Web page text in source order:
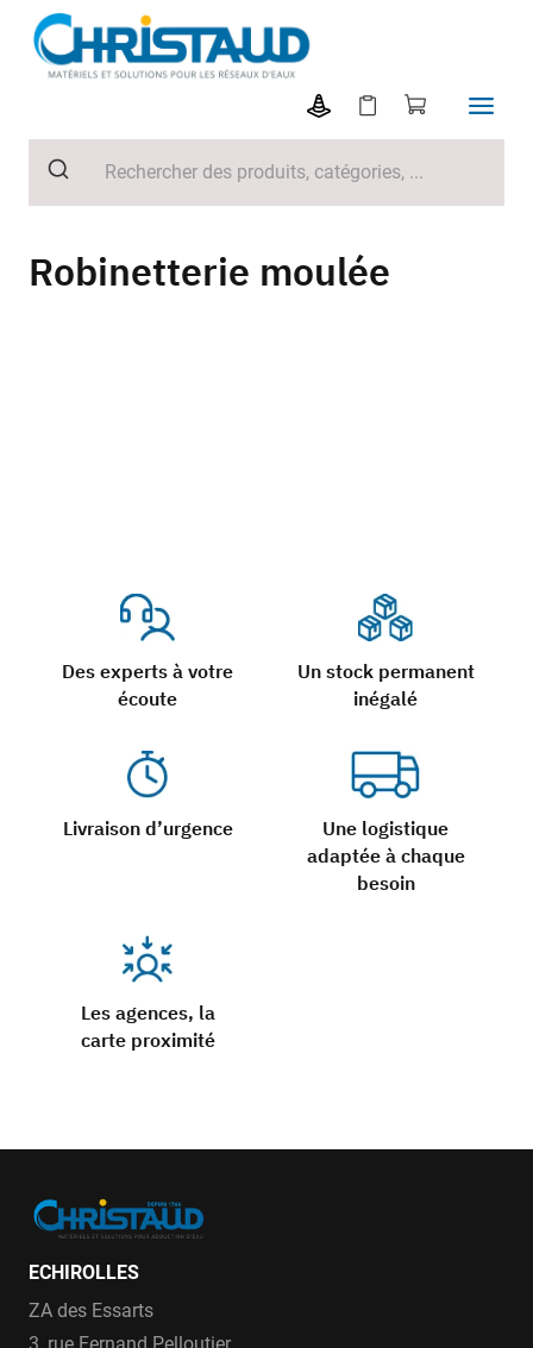
Robinetterie moulée
Des experts à votre
écoute
Un stock permanent
inégalé
Livraison d’urgence
Une logistique
adaptée à chaque
besoin
Les agences, la
carte proximité
ECHIROLLES
ZA des Essarts